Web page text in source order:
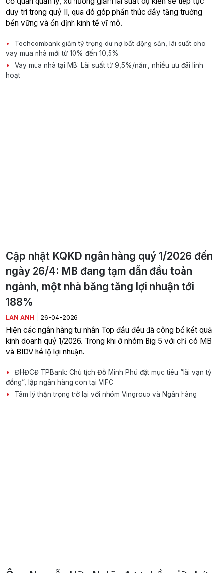
duy trì trong quý II, qua đó góp phần thúc đẩy tăng trưởng
bền vững và ổn định kinh tế vĩ mô.
Techcombank giảm tỷ trọng dư nợ bất động sản, lãi suất cho
vay mua nhà mới từ 10% đến 10,5%
Vay mua nhà tại MB: Lãi suất từ 9,5%/năm, nhiều ưu đãi linh
hoạt
Cập nhật KQKD ngân hàng quý 1/2026 đến
ngày 26/4: MB đang tạm dẫn đầu toàn
ngành, một nhà băng tăng lợi nhuận tới
188%
LAN ANH 26-04-2026
Hiện các ngân hàng tư nhân Top đầu đều đã công bố kết quả
kinh doanh quý 1/2026. Trong khi ở nhóm Big 5 với chỉ có MB
và BIDV hé lộ lợi nhuận.
ĐHĐCĐ TPBank: Chủ tịch Đỗ Minh Phú đặt mục tiêu “lãi vạn tỷ
đồng”, lập ngân hàng con tại VIFC
Tâm lý thận trọng trở lại với nhóm Vingroup và Ngân hàng